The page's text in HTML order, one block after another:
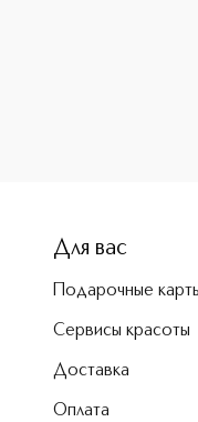
Для вас
Подарочные
Сервисы красоты
Доставка
Оплата